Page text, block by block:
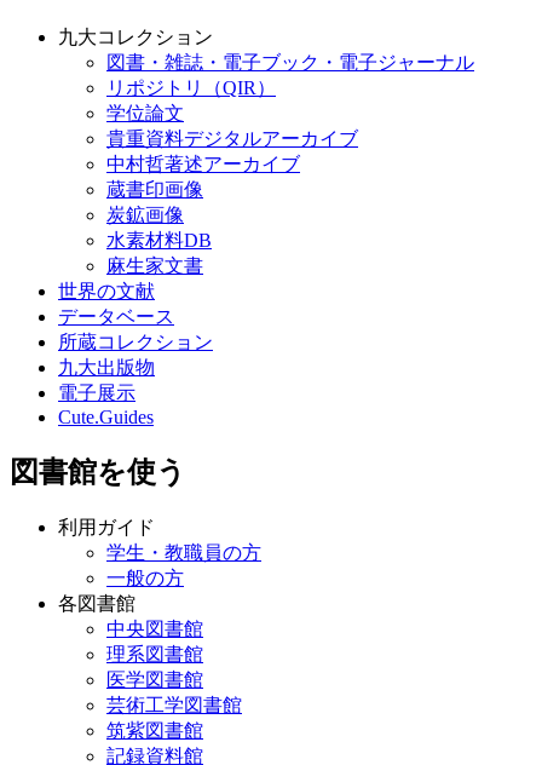
九大コレクション
図書・雑誌・電子ブック・電子ジャーナル
リポジトリ（QIR）
学位論文
貴重資料デジタルアーカイブ
中村哲著述アーカイブ
蔵書印画像
炭鉱画像
水素材料DB
麻生家文書
世界の文献
データベース
所蔵コレクション
九大出版物
電子展示
Cute.Guides
図書館を使う
利用ガイド
学生・教職員の方
一般の方
各図書館
中央図書館
理系図書館
医学図書館
芸術工学図書館
筑紫図書館
記録資料館